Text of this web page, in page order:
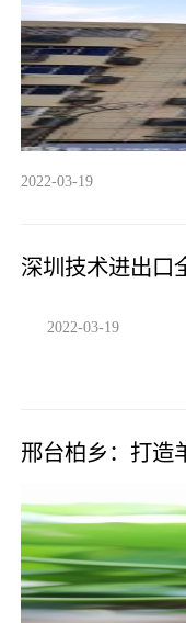
2022-03-19
深圳技术进出口
2022-03-19
邢台柏乡：打造